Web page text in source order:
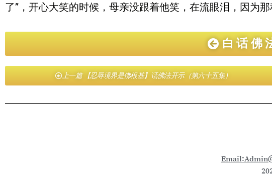
了”，开心大笑的时候，母亲没跟着他笑，在流眼泪，因为
白话佛
上一篇 【忍辱境界是佛根基】话佛法开示（第六十五集）